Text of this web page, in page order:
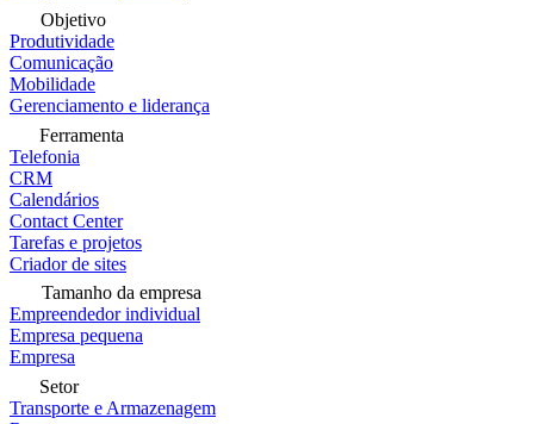
Objetivo
Produtividade
Comunicação
Mobilidade
Gerenciamento e liderança
Ferramenta
Telefonia
CRM
Calendários
Contact Center
Tarefas e projetos
Criador de sites
Tamanho da empresa
Empreendedor individual
Empresa pequena
Empresa
Setor
Transporte e Armazenagem